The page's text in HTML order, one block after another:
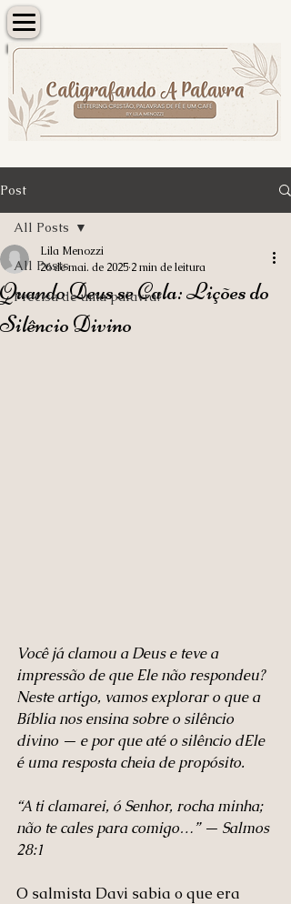
Post
All Posts
Precisa de uma palavra?
All Posts
Quando Deus se Cala: Lições do
Silêncio Divino
Lila Menozzi
26 de mai. de 2025 2 min de leitura
Você já clamou a Deus e teve a
impressão de que Ele não respondeu?
Neste artigo, vamos explorar o que a
Bíblia nos ensina sobre o silêncio
divino — e por que até o silêncio dEle
é uma resposta cheia de propósito.
“A ti clamarei, ó Senhor, rocha minha;
não te cales para comigo…” — Salmos
28:1
O salmista Davi sabia o que era